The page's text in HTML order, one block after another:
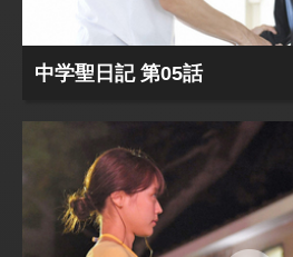
中学聖日記 第05話